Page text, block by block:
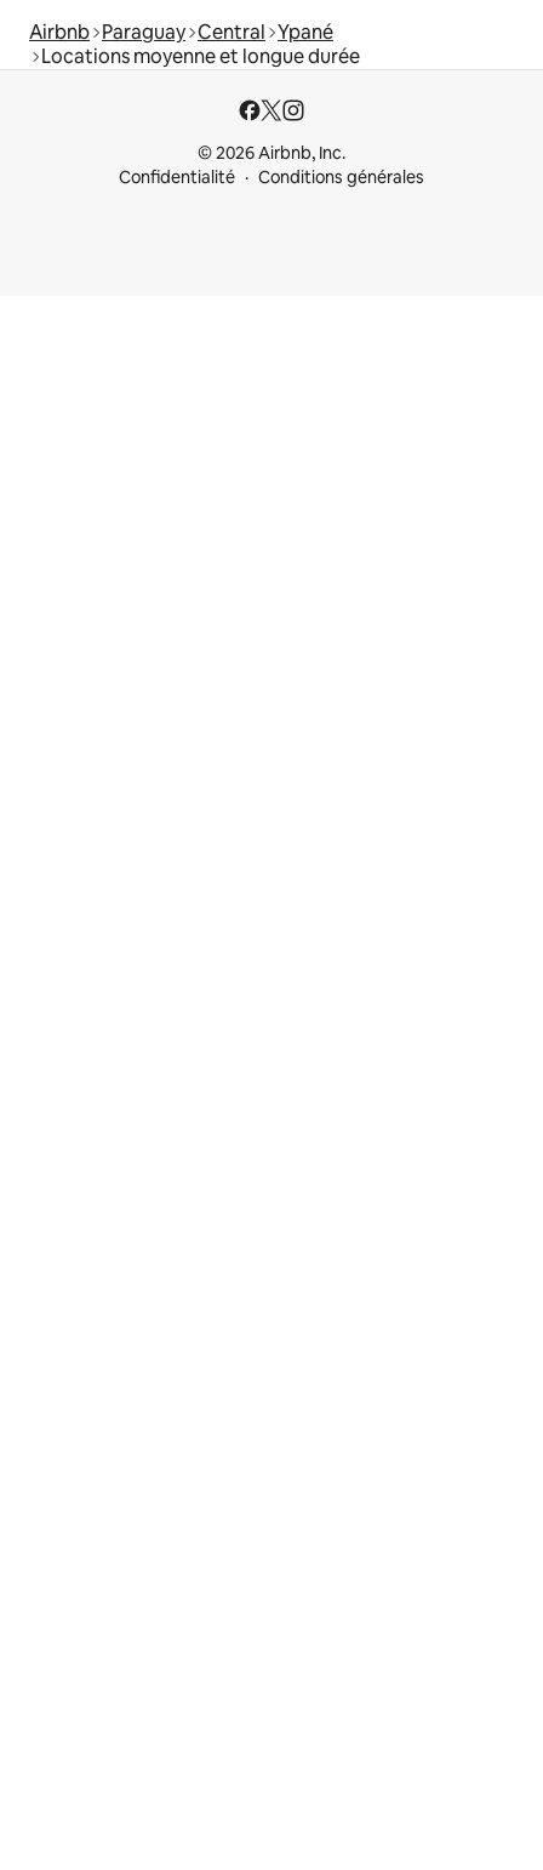
Airbnb Paraguay Central Ypané
Locations moyenne et longue durée
© 2026 Airbnb, Inc.
Confidentialité
Conditions générales